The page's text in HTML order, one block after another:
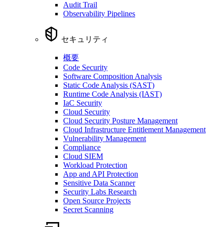
Audit Trail
Observability Pipelines
セキュリティ
概要
Code Security
Software Composition Analysis
Static Code Analysis (SAST)
Runtime Code Analysis (IAST)
IaC Security
Cloud Security
Cloud Security Posture Management
Cloud Infrastructure Entitlement Management
Vulnerability Management
Compliance
Cloud SIEM
Workload Protection
App and API Protection
Sensitive Data Scanner
Security Labs Research
Open Source Projects
Secret Scanning